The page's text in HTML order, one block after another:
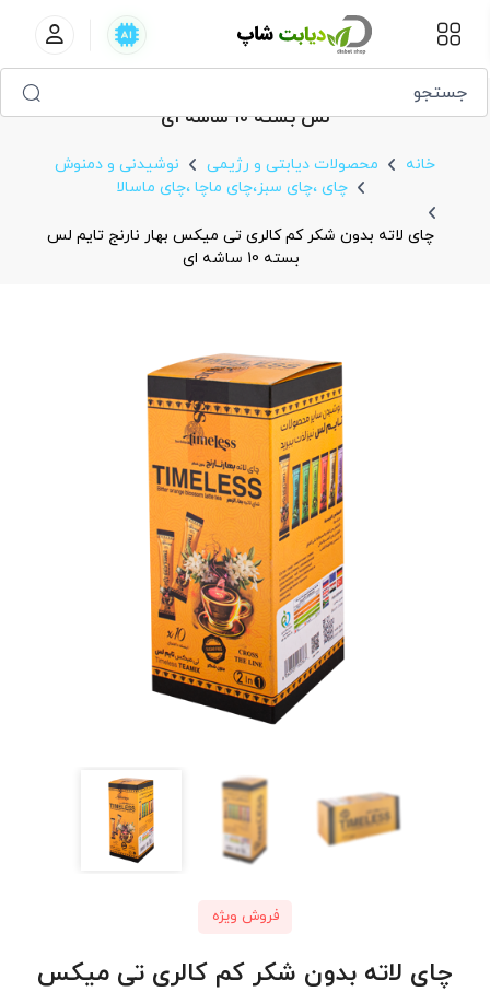
چای لاته بدون شکر کم کالری تی‌ میکس بهار نارنج تایم
‌لس بسته 10 ساشه ای
خانه محصولات دیابتی و رژیمی
نوشیدنی و دمنوش
چای ،چای سبز،چای ماچا ،چای ماسالا
چای لاته بدون شکر کم کالری تی‌ میکس بهار نارنج تایم ‌لس
بسته 10 ساشه ای
فروش ویژه
چای لاته بدون شکر کم کالری تی‌ میکس